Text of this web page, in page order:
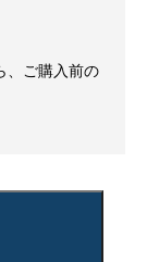
、ご購入前の